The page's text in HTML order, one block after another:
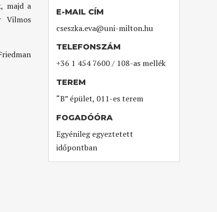
majd a
Vilmos
E-MAIL CÍM
cseszka.eva@uni-milton.hu
TELEFONSZÁM
+36 1 454 7600 / 108-as mellék
TEREM
“B” épület, 011-es terem
FOGADÓÓRA
Egyénileg egyeztetett
időpontban